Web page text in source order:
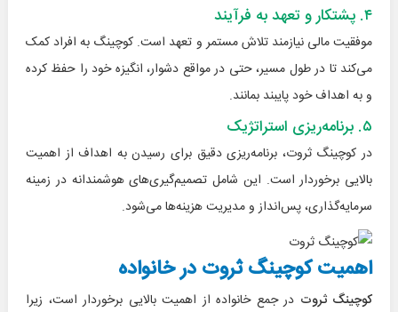
۴. پشتکار و تعهد به فرآیند
موفقیت مالی نیازمند تلاش مستمر و تعهد است. کوچینگ به افراد کمک
می‌کند تا در طول مسیر، حتی در مواقع دشوار، انگیزه خود را حفظ کرده
و به اهداف خود پایبند بمانند.
۵. برنامه‌ریزی استراتژیک
در کوچینگ ثروت، برنامه‌ریزی دقیق برای رسیدن به اهداف از اهمیت
بالایی برخوردار است. این شامل تصمیم‌گیری‌های هوشمندانه در زمینه
سرمایه‌گذاری، پس‌انداز و مدیریت هزینه‌ها می‌شود.
اهمیت کوچینگ ثروت در خانواده
کوچینگ ثروت در جمع خانواده از اهمیت بالایی برخوردار است، زیرا